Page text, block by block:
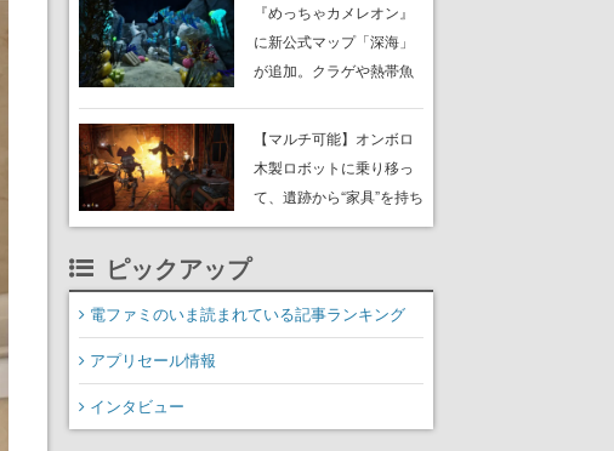
『めっちゃカメレオン』
に新公式マップ「深海」
が追加。クラゲや熱帯魚
や大きな貝も
【マルチ可能】オンボロ
木製ロボットに乗り移っ
て、遺跡から“家具”を持ち
帰るホラーアクションゲ
売。迫る“腐敗”から逃げ延
び、持ち帰った家具で基
ピックアップ
電ファミのいま読まれている記事ランキング
アプリセール情報
インタビュー